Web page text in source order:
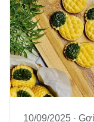
10/09/2025 ·